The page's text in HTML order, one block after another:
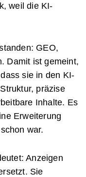
weil die KI-
GEO,
Damit ist gemeint,
sie in den KI-
präzise
Inhalte. Es
Erweiterung
war.
Anzeigen
Sie